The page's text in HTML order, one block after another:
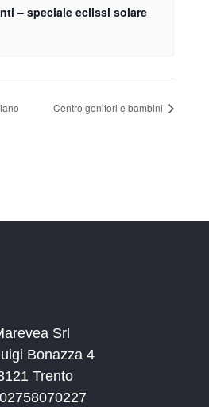
– speciale eclissi solare
Centro genitori e bambini
Srl
Bonazza 4
Trento